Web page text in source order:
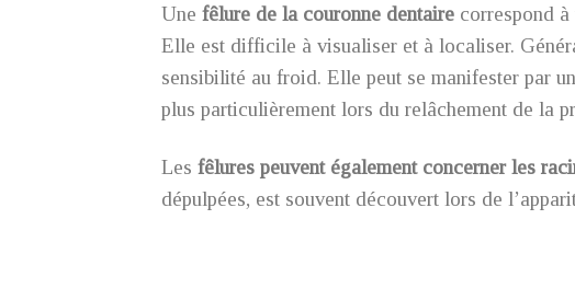
Une fêlure de la couronne dentaire correspond
Elle est difficile à visualiser et à localiser.
sensibilité au froid. Elle peut se manifester par
plus particulièrement lors du relâchement de la
Les fêlures peuvent également concerner les
dépulpées, est souvent découvert lors de